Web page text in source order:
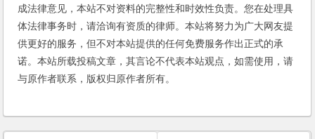
成法律意见，本站不对资料的完整性和时效性负责。您在处理具
体法律事务时，请洽询有资质的律师。本站将努力为广大网友提
供更好的服务，但不对本站提供的任何免费服务作出正式的承
诺。本站所载投稿文章，其言论不代表本站观点，如需使用，请
与原作者联系，版权归原作者所有。